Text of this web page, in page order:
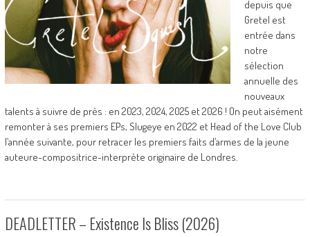
depuis que
Gretel est
entrée dans
notre
sélection
annuelle des
nouveaux
talents à suivre de près : en 2023, 2024, 2025 et 2026 ! On peut aisément
remonter à ses premiers EPs, Slugeye en 2022 et Head of the Love Club
l’année suivante, pour retracer les premiers faits d’armes de la jeune
auteure-compositrice-interprète originaire de Londres.
DEADLETTER – Existence Is Bliss (2026)